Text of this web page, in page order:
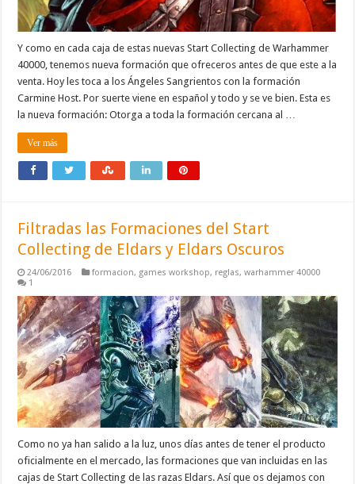
Y como en cada caja de estas nuevas Start Collecting de Warhammer
40000, tenemos nueva formación que ofreceros antes de que este a la
venta. Hoy les toca a los Ángeles Sangrientos con la formación
Carmine Host. Por suerte viene en español y todo y se ve bien. Esta es
la nueva formación: Otorga a toda la formación cercana al …
Ver más
Filtradas las Formaciones del Start
Collecting de Eldars y Eldars Oscuros
24/06/2016 formacion, games workshop, reglas,warhammer 40000
1
Como no ya han salido a la luz, unos días antes de tener el producto
oficialmente en el mercado, las formaciones que van incluidas en las
cajas de Start Collecting de las razas Eldars. Así que os dejamos con